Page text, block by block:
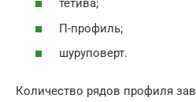
тетива;
П-профиль;
шуруповерт.
Количество рядов профиля